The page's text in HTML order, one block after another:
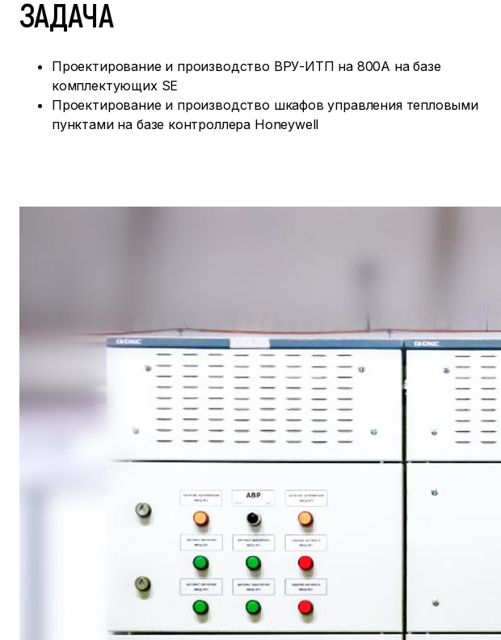
ЗАДАЧА
Проектирование и производство ВРУ-ИТП на 800А на базе
комплектующих SE
Проектирование и производство шкафов управления тепловыми
пунктами на базе контроллера Honeywell